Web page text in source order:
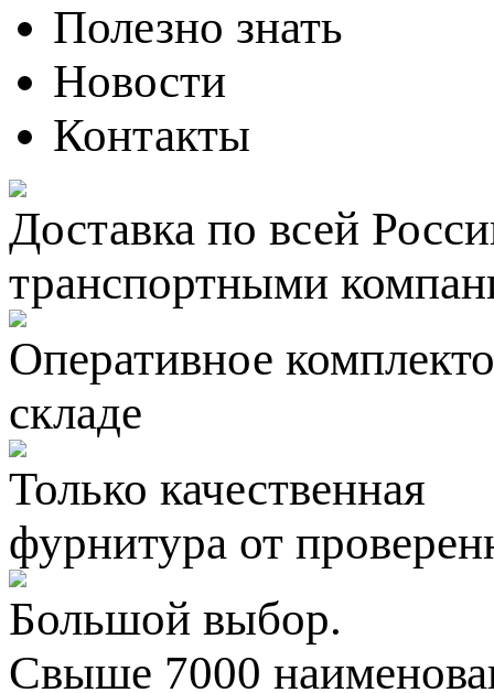
Полезно знать
Новости
Контакты
Доставка по всей
транспортными
Оперативное
складе
Только качественная
фурнитура от
Большой выбор.
Свыше 7000